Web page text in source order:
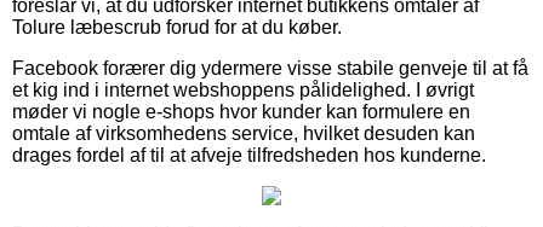
foreslår vi, at du udforsker internet butikkens omtaler af
Tolure læbescrub forud for at du køber.
Facebook forærer dig ydermere visse stabile genveje til at få
et kig ind i internet webshoppens pålidelighed. I øvrigt
møder vi nogle e-shops hvor kunder kan formulere en
omtale af virksomhedens service, hvilket desuden kan
drages fordel af til at afveje tilfredsheden hos kunderne.